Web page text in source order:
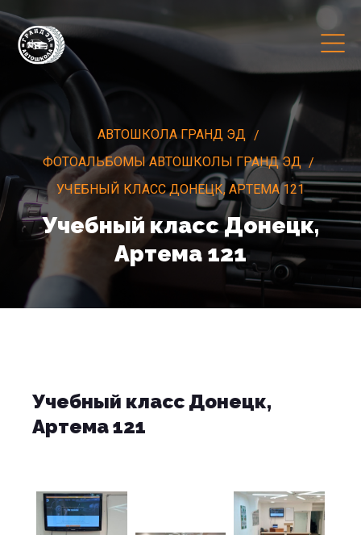
АВТОШКОЛА ГРАНД ЭД
ФОТОАЛЬБОМЫ АВТОШКОЛЫ ГРАНД ЭД
УЧЕБНЫЙ КЛАСС ДОНЕЦК, АРТЕМА 121
Учебный класс Донецк,
Артема 121
Учебный класс Донецк,
Артема 121